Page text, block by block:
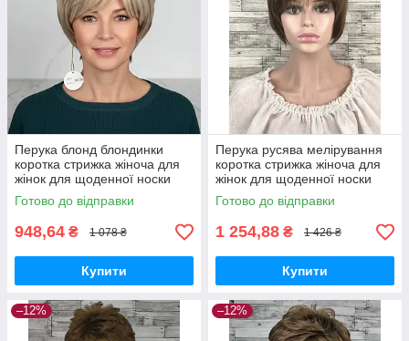
Перука блонд блондинки
коротка стрижка жіноча для
жінок для щоденної носки
Готово до відправки
948,64 ₴ 1 078 ₴
Купити
Перука русява мелірування
коротка стрижка жіноча для
жінок для щоденної носки
Hivision
Готово до відправки
1 254,88 ₴ 1 426 ₴
Купити
–12% –12%